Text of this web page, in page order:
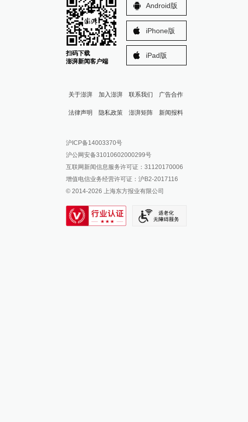
扫码下载
澎湃新闻客户端
Android版
iPhone版
iPad版
关于澎湃 加入澎湃 联系我们 广告合作
法律声明 隐私政策 澎湃矩阵
澎湃新闻公众号
澎湃新闻抖音号
派生万物开放平台
IP SHANGHAI
SIXTH TONE
新闻报料
报料邮箱: news@thepaper.cn
沪ICP备14003370号
沪公网安备31010602000299号
互联网新闻信息服务许可证：31120170006
增值电信业务经营许可证：沪B2-2017116
© 2014-2026 上海东方报业有限公司